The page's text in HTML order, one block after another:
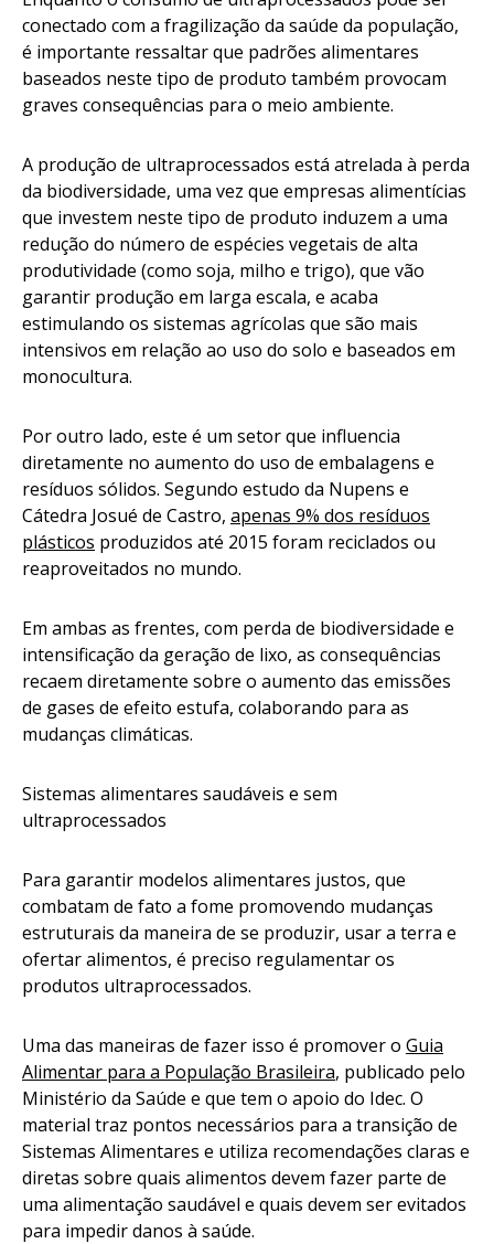
conectado com a fragilização da saúde da população,
é importante ressaltar que padrões alimentares
baseados neste tipo de produto também provocam
graves consequências para o meio ambiente.
A produção de ultraprocessados está atrelada à perda
da biodiversidade, uma vez que empresas alimentícias
que investem neste tipo de produto induzem a uma
redução do número de espécies vegetais de alta
produtividade (como soja, milho e trigo), que vão
garantir produção em larga escala, e acaba
estimulando os sistemas agrícolas que são mais
intensivos em relação ao uso do solo e baseados em
monocultura.
Por outro lado, este é um setor que influencia
diretamente no aumento do uso de embalagens e
resíduos sólidos. Segundo estudo da Nupens e
Cátedra Josué de Castro, apenas 9% dos resíduos
plásticos produzidos até 2015 foram reciclados ou
reaproveitados no mundo.
Em ambas as frentes, com perda de biodiversidade e
intensificação da geração de lixo, as consequências
recaem diretamente sobre o aumento das emissões
de gases de efeito estufa, colaborando para as
mudanças climáticas.
Sistemas alimentares saudáveis e sem
ultraprocessados
Para garantir modelos alimentares justos, que
combatam de fato a fome promovendo mudanças
estruturais da maneira de se produzir, usar a terra e
ofertar alimentos, é preciso regulamentar os
produtos ultraprocessados.
Uma das maneiras de fazer isso é promover o Guia
Alimentar para a População Brasileira, publicado pelo
Ministério da Saúde e que tem o apoio do Idec. O
material traz pontos necessários para a transição de
Sistemas Alimentares e utiliza recomendações claras e
diretas sobre quais alimentos devem fazer parte de
uma alimentação saudável e quais devem ser evitados
para impedir danos à saúde.